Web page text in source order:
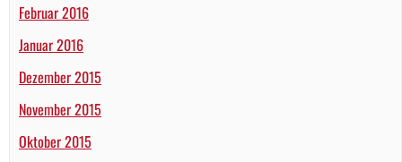
Februar 2016
Januar 2016
Dezember 2015
November 2015
Oktober 2015